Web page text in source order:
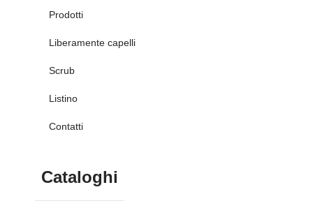
Prodotti
Liberamente capelli
Scrub
Listino
Contatti
Cataloghi